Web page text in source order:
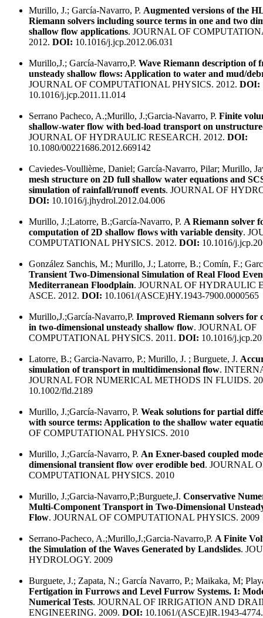
Murillo, J.; García-Navarro, P. Augmented versions of the
Riemann solvers including source terms in one and two
shallow flow applications. JOURNAL OF
2012. DOI: 10.1016/j.jcp.2012.06.031
Murillo,J.; García-Navarro,P. Wave Riemann description of
unsteady shallow flows: Application to water and mud/
JOURNAL OF COMPUTATIONAL PHYSICS. 2012. DOI:
10.1016/j.jcp.2011.11.014
Serrano Pacheco, A.;Murillo, J.;Garcia-Navarro, P. Finite
shallow-water flow with bed-load transport on
JOURNAL OF HYDRAULIC RESEARCH. 2012. DOI:
10.1080/00221686.2012.669142
Caviedes-Voullième, Daniel; García-Navarro, Pilar; Murillo,
mesh structure on 2D full shallow water equations and
simulation of rainfall/runoff events. JOURNAL OF
DOI: 10.1016/j.jhydrol.2012.04.006
Murillo, J.;Latorre, B.;García-Navarro, P. A Riemann solver
computation of 2D shallow flows with variable density.
COMPUTATIONAL PHYSICS. 2012. DOI: 10.1016/
González Sanchis, M.; Murillo, J.; Latorre, B.; Comín, F.;
Transient Two-Dimensional Simulation of Real Flood
Mediterranean Floodplain. JOURNAL OF HYDRAULIC
ASCE. 2012. DOI: 10.1061/(ASCE)HY.1943-7900.0000565
Murillo,J.;García-Navarro,P. Improved Riemann solvers for
in two-dimensional unsteady shallow flow. JOURNAL OF
COMPUTATIONAL PHYSICS. 2011. DOI: 10.1016/
Latorre, B.; Garcia-Navarro, P.; Murillo, J. ; Burguete, J.
simulation of transport in multidimensional flow.
JOURNAL FOR NUMERICAL METHODS IN FLUIDS.
10.1002/fld.2189
Murillo, J.;García-Navarro, P. Weak solutions for partial
with source terms: Application to the shallow water
OF COMPUTATIONAL PHYSICS. 2010
Murillo, J.;García-Navarro, P. An Exner-based coupled
dimensional transient flow over erodible bed. JOURNAL
COMPUTATIONAL PHYSICS. 2010
Murillo, J.;Garcia-Navarro,P.;Burguete,J. Conservative
Multi-Component Transport in Two-Dimensional
Flow. JOURNAL OF COMPUTATIONAL PHYSICS. 2009
Serrano-Pacheco, A.;Murillo,J.;Garcia-Navarro,P. A Finite
the Simulation of the Waves Generated by Landslides.
HYDROLOGY. 2009
Burguete, J.; Zapata, N.; García Navarro, P.; Maikaka, M;
Fertigation in Furrows and Level Furrow Systems. I:
Numerical Tests. JOURNAL OF IRRIGATION AND
ENGINEERING. 2009. DOI: 10.1061/(ASCE)IR.1943-